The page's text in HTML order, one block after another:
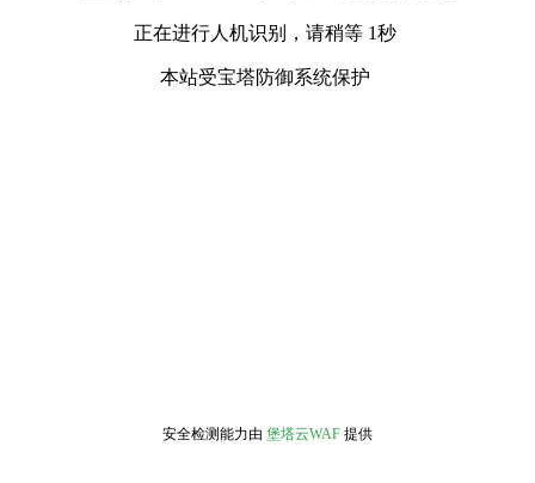
正在进行人机识别，请稍等 1秒
本站受宝塔防御系统保护
安全检测能力由 堡塔云WAF 提供